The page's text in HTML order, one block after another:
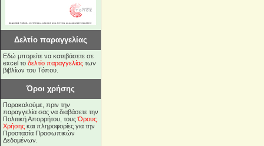
Δελτίο παραγγελίας
Εδώ μπορείτε να κατεβάσετε σε
excel το δελτίο παραγγελίας των
βιβλίων του Τόπου.
Όροι χρήσης
Παρακαλούμε, πριν την
παραγγελία σας να διαβάσετε την
Πολιτική Απορρήτου, τουςΌρους
Χρήσης και πληροφορίες για την
Προστασία Προσωπικών
Δεδομένων.